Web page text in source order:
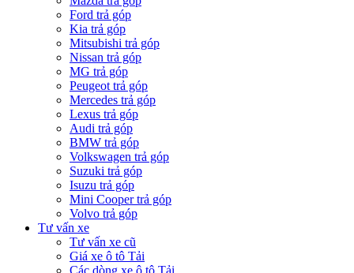
Ford trả góp
Kia trả góp
Mitsubishi trả góp
Nissan trả góp
MG trả góp
Peugeot trả góp
Mercedes trả góp
Lexus trả góp
Audi trả góp
BMW trả góp
Volkswagen trả góp
Suzuki trả góp
Isuzu trả góp
Mini Cooper trả góp
Volvo trả góp
Tư vấn xe
Tư vấn xe cũ
Giá xe ô tô Tải
Các dòng xe ô tô Tải